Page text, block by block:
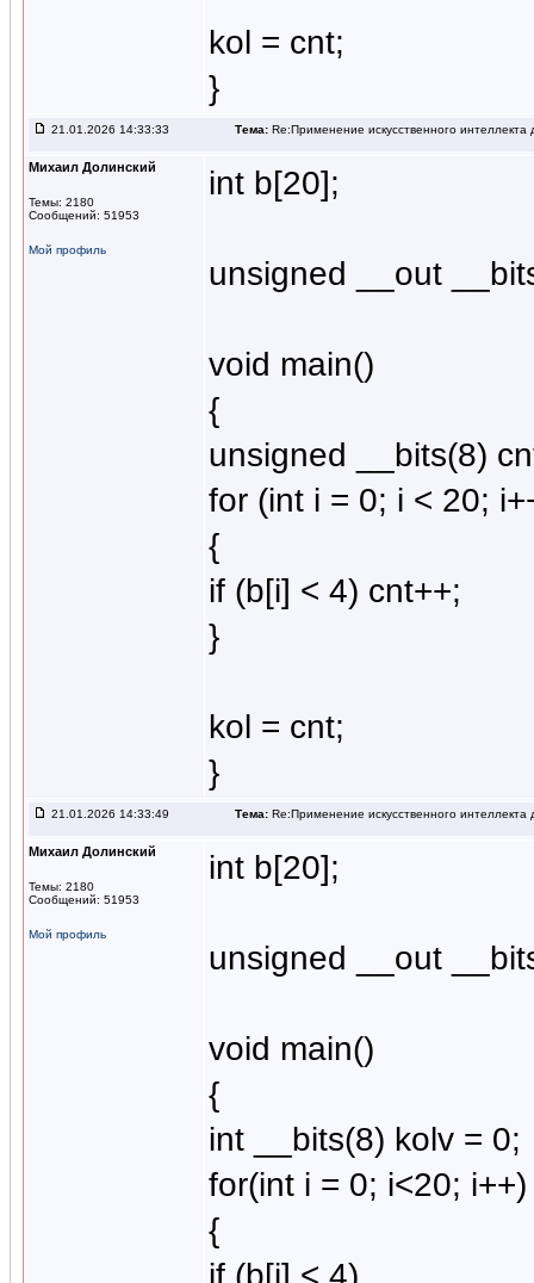
kol = cnt;
}
21.01.2026 14:33:33 Тема: Re:Применение искусственного
Михаил Долинский
Темы: 2180
Сообщений: 51953
Мой профиль
int b[20];
unsigned __out
void main()
{
unsigned __bits(8)
for (int i = 0; i < 20;
{
if (b[i] < 4) cnt++;
}
kol = cnt;
}
21.01.2026 14:33:49 Тема: Re:Применение искусственного
Михаил Долинский
Темы: 2180
Сообщений: 51953
Мой профиль
int b[20];
unsigned __out
void main()
{
int __bits(8) kolv = 0;
for(int i = 0; i<20; i++)
{
if (b[i] < 4)